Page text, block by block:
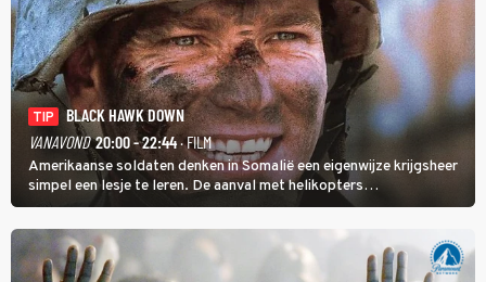
TIP
BLACK HAWK DOWN
VANAVOND 20:00 - 22:44· FILM
Amerikaanse soldaten denken in Somalië een eigenwijze krijgsheer
simpel een lesje te leren. De aanval met helikopters
verloopt in Black Hawk down dramatisch.